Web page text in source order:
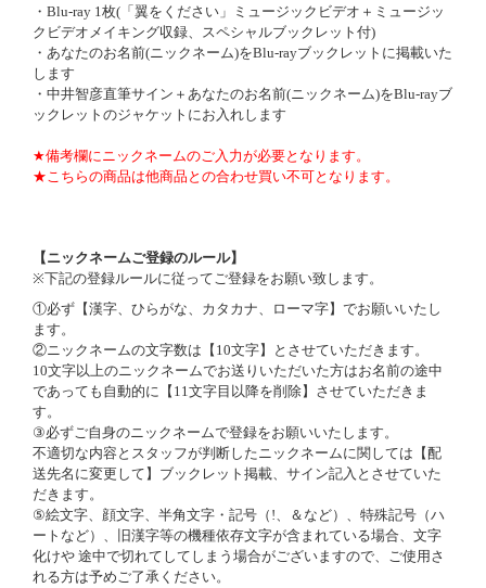
・Blu-ray 1枚(「翼をください」ミュージックビデオ＋ミュージッ
クビデオメイキング収録、スペシャルブックレット付)
・あなたのお名前(ニックネーム)をBlu-rayブックレットに掲載いた
します
・中井智彦直筆サイン＋あなたのお名前(ニックネーム)をBlu-rayブ
ックレットのジャケットにお入れします
★備考欄にニックネームのご入力が必要となります。
★こちらの商品は他商品との合わせ買い不可となります。
【ニックネームご登録のルール】
※下記の登録ルールに従ってご登録をお願い致します。
①必ず【漢字、ひらがな、カタカナ、ローマ字】でお願いいたし
ます。
②ニックネームの文字数は【10文字】とさせていただきます。
10文字以上のニックネームでお送りいただいた方はお名前の途中
であっても自動的に【11文字目以降を削除】させていただきま
す。
③必ずご自身のニックネームで登録をお願いいたします。
不適切な内容とスタッフが判断したニックネームに関しては【配
送先名に変更して】ブックレット掲載、サイン記入とさせていた
だきます。
⑤絵文字、顔文字、半角文字・記号（!、＆など）、特殊記号（ハ
ートなど）、旧漢字等の機種依存文字が含まれている場合、文字
化けや 途中で切れてしてしまう場合がございますので、ご使用さ
れる方は予めご了承ください。